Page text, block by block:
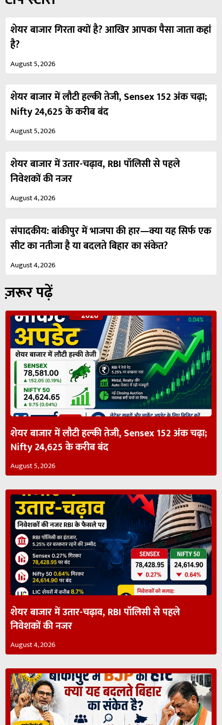
शेयर बाजार गिरता क्यों है? आखिर आपका पैसा जाता कहां
है?
August 5, 2026
शेयर बाजार में लौटी हल्की तेजी, Sensex 152 अंक चढ़ा;
Nifty 24,625 के करीब बंद
August 5, 2026
शेयर बाजार में उतार-चढ़ाव, RBI पॉलिसी से पहले
निवेशकों की नजर
August 4, 2026
संपादकीय: बांकीपुर में भाजपा की हार—क्या यह सिर्फ एक
सीट का नतीजा है या बदलते बिहार का संकेत?
August 4, 2026
ज़रूर पढ़ें
शेयर बाजार में लौटी हल्की तेजी, Sensex 152 अंक चढ़ा;
Nifty 24,625 के करीब बंद
August 5, 2026
शेयर बाजार में उतार-चढ़ाव, RBI पॉलिसी से पहले
निवेशकों की नजर
August 4, 2026